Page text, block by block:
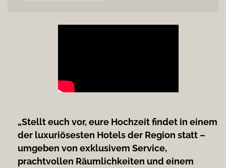
„Stellt euch vor, eure Hochzeit findet in einem
der luxuriösesten Hotels der Region statt –
umgeben von exklusivem Service,
prachtvollen Räumlichkeiten und einem